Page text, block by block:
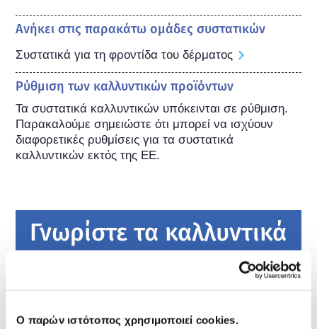
Ο παρών ιστότοπος χρησιμοποιεί cookies.
Ανήκει στις παρακάτω ομάδες συστατικών
Συστατικά για τη φροντίδα του δέρματος
Ρύθμιση των καλλυντικών προϊόντων
Τα συστατικά καλλυντικών υπόκεινται σε ρύθμιση.
Παρακαλούμε σημειώστε ότι μπορεί να ισχύουν
διαφορετικές ρυθμίσεις για τα συστατικά
καλλυντικών εκτός της ΕΕ.
Γνωρίστε τα καλλυντικά
σας
στην Ευρώπη;